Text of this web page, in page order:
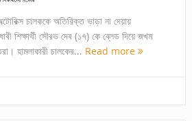
চালককে অতিরিক্ত ভাড়া না দেয়ায়
শিক্ষার্থী সৌরভ দেব (১৭) কে ব্লেড দিয়ে জখম
হামলাকারী চালকের... Read more